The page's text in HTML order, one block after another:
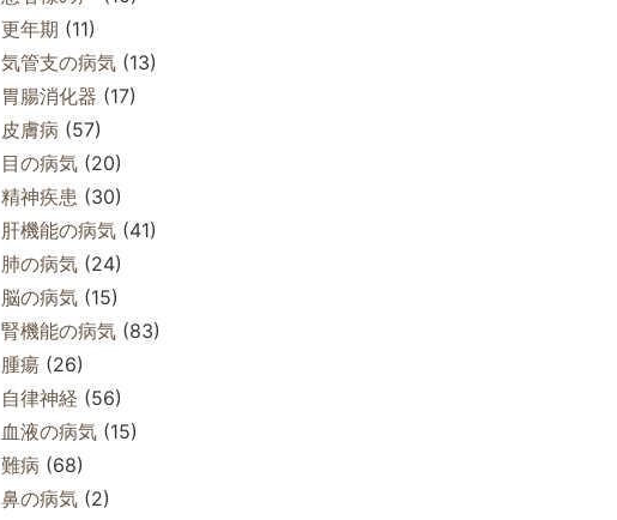
更年期 (11)
気管支の病気(13)
胃腸消化器 (17)
皮膚病 (57)
目の病気(20)
精神疾患 (30)
肝機能の病気(41)
肺の病気(24)
脳の病気(15)
腎機能の病気(83)
腫瘍(26)
自律神経 (56)
血液の病気(15)
難病 (68)
鼻の病気(2)